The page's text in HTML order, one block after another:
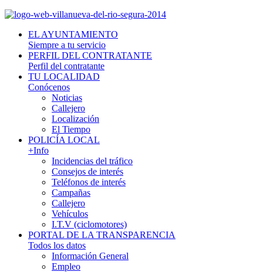
EL AYUNTAMIENTO
Siempre a tu servicio
PERFIL DEL CONTRATANTE
Perfil del contratante
TU LOCALIDAD
Conócenos
Noticias
Callejero
Localización
El Tiempo
POLICÍA LOCAL
+Info
Incidencias del tráfico
Consejos de interés
Teléfonos de interés
Campañas
Callejero
Vehículos
I.T.V (ciclomotores)
PORTAL DE LA TRANSPARENCIA
Todos los datos
Información General
Empleo